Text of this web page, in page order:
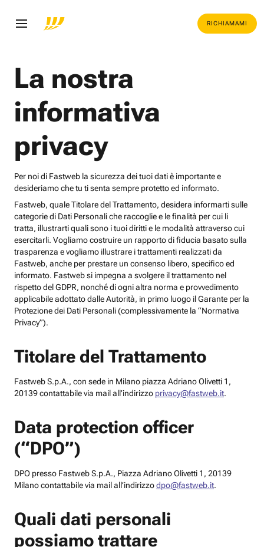
RICHIAMAMI
La nostra
informativa
privacy
Per noi di Fastweb la sicurezza dei tuoi dati è importante e
desideriamo che tu ti senta sempre protetto ed informato.
Fastweb, quale Titolare del Trattamento, desidera informarti sulle
categorie di Dati Personali che raccoglie e le finalità per cui li
tratta, illustrarti quali sono i tuoi diritti e le modalità attraverso cui
esercitarli. Vogliamo costruire un rapporto di fiducia basato sulla
trasparenza e vogliamo illustrare i trattamenti realizzati da
Fastweb, anche per prestare un consenso libero, specifico ed
informato. Fastweb si impegna a svolgere il trattamento nel
rispetto del GDPR, nonché di ogni altra norma e provvedimento
applicabile adottato dalle Autorità, in primo luogo il Garante per la
Protezione dei Dati Personali (complessivamente la “Normativa
Privacy”).
Titolare del Trattamento
Fastweb S.p.A., con sede in Milano piazza Adriano Olivetti 1,
20139 contattabile via mail all’indirizzo privacy@fastweb.it.
Data protection officer
(“DPO”)
DPO presso Fastweb S.p.A., Piazza Adriano Olivetti 1, 20139
Milano contattabile via mail all’indirizzodpo@fastweb.it.
Quali dati personali
possiamo trattare